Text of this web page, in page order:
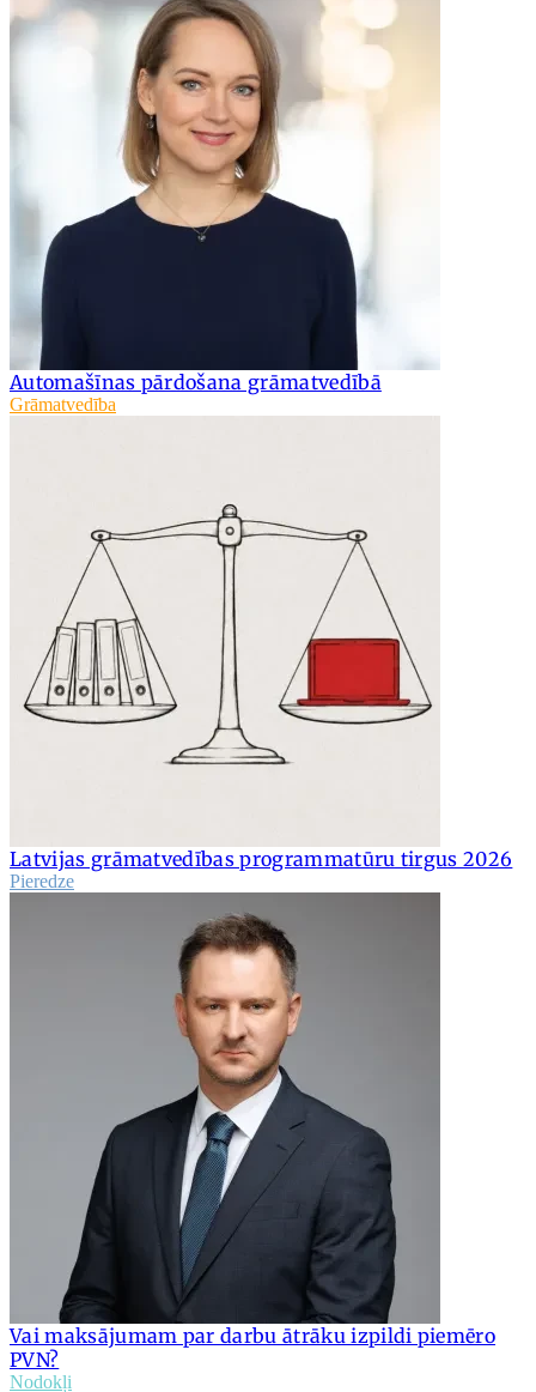
Automašīnas pārdošana grāmatvedībā
Grāmatvedība
Latvijas grāmatvedības programmatūru tirgus 2026
Pieredze
Vai maksājumam par darbu ātrāku izpildi piemēro
PVN?
Nodokļi